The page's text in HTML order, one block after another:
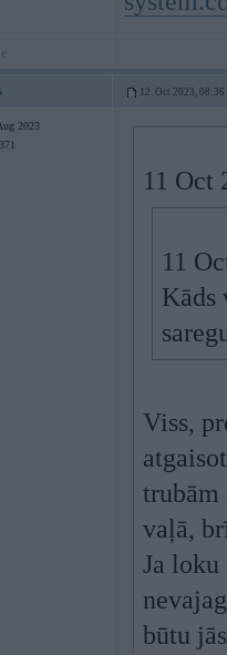
12. Oct 2023, 08:36
2023
371
11 Oct
11
Kāds
Viss,
trubām
vaļā,
Ja
būtu